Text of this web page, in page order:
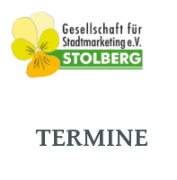
content
TERMINE